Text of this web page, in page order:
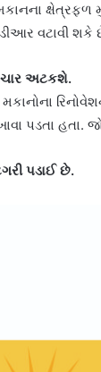
વટાવી શકે
અટકશે.
પડતા
પડાઈ છે.